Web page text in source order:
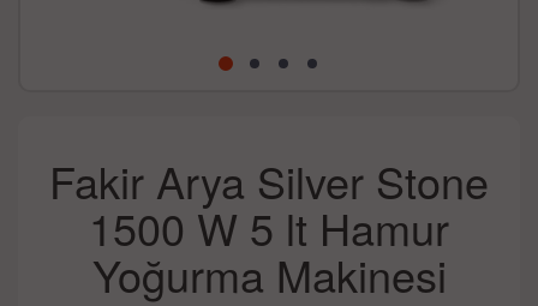
Fakir Arya Silver Stone
1500 W 5 lt Hamur
Yoğurma Makinesi